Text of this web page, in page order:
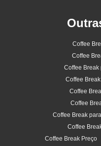
Coffee
Coffee
Coffee Break
Coffee
Coffee
Coffee
Coffee Break
Coffee
Coffee Break Preço